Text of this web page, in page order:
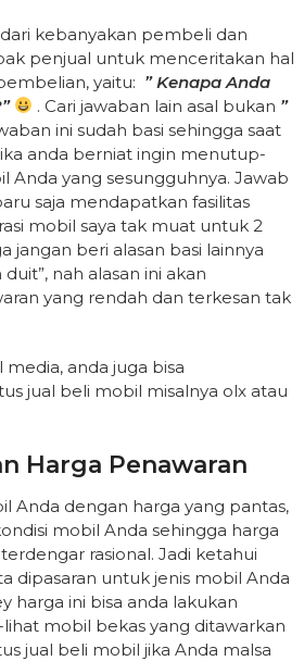
kebanyakan pembeli dan
penjual untuk menceritakan hal
yaitu: ” Kenapa Anda
. Cari jawaban lain asal bukan ”
ini sudah basi sehingga saat
anda berniat ingin menutup-
Anda yang sesungguhnya. Jawab
saja mendapatkan fasilitas
mobil saya tak muat untuk 2
jangan beri alasan basi lainnya
nah alasan ini akan
yang rendah dan terkesan tak
anda juga bisa
jual beli mobil misalnya olx atau
Harga Penawaran
Anda dengan harga yang pantas,
mobil Anda sehingga harga
rasional. Jadi ketahui
dipasaran untuk jenis mobil Anda
harga ini bisa anda lakukan
mobil bekas yang ditawarkan
jual beli mobil jika Anda malsa